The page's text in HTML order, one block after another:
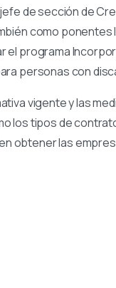
de sección de
como
el programa
personas con
vigente y las
los tipos de
obtener las